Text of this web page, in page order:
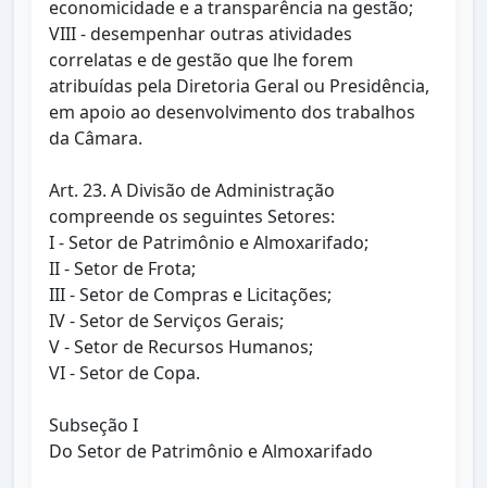
economicidade e a transparência na gestão;
VIII - desempenhar outras atividades
correlatas e de gestão que lhe forem
atribuídas pela Diretoria Geral ou Presidência,
em apoio ao desenvolvimento dos trabalhos
da Câmara.
Art. 23. A Divisão de Administração
compreende os seguintes Setores:
I - Setor de Patrimônio e Almoxarifado;
II - Setor de Frota;
III - Setor de Compras e Licitações;
IV - Setor de Serviços Gerais;
V - Setor de Recursos Humanos;
VI - Setor de Copa.
Subseção I
Do Setor de Patrimônio e Almoxarifado